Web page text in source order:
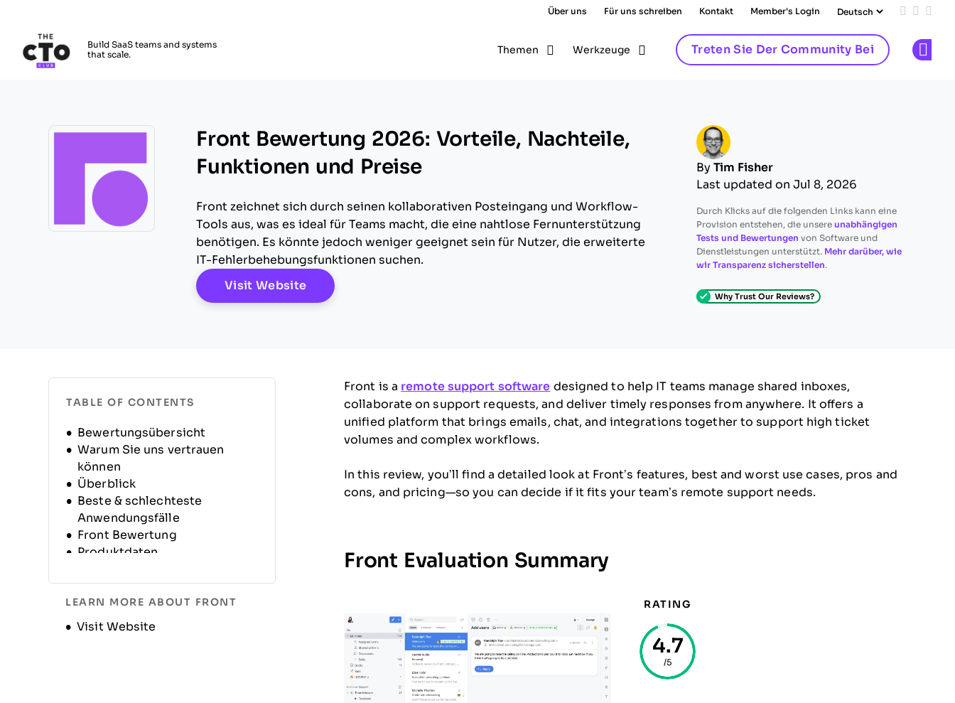
Über uns Für uns schreiben Kontakt Member's Login Add us
Follow
Build SaaS teams and systems
that scale.
Themen Werkzeuge Treten Sie Der Community Bei
Front Bewertung 2026: Vorteile, Nachteile,
Funktionen und Preise
Front zeichnet sich durch seinen kollaborativen Posteingang und Workflow-
Tools aus, was es ideal für Teams macht, die eine nahtlose Fernunterstützung
benötigen. Es könnte jedoch weniger geeignet sein für Nutzer, die erweiterte
IT-Fehlerbehebungsfunktionen suchen.
Visit WebsiteOpens New Window
By Tim Fisher
Last updated on Jul 8, 2026
Durch Klicks auf die folgenden Links kann eine
Provision entstehen, die unsere unabhängigen
Tests und Bewertungen von Software und
Dienstleistungen unterstützt. Mehr darüber, wie
wir Transparenz sicherstellen.
Why Trust Our Reviews?
TABLE OF CONTENTS
Bewertungsübersicht
Warum Sie uns vertrauen
können
Überblick
Beste & schlechteste
Anwendungsfälle
Front Bewertung
Produktdaten
FAQs
Unternehmensgeschichte
LEARN MORE ABOUT FRONT
Visit Website
Opens new window
Front is a remote support software designed to help IT teams manage shared inboxes,
collaborate on support requests, and deliver timely responses from anywhere. It offers a
unified platform that brings emails, chat, and integrations together to support high ticket
volumes and complex workflows.
In this review, you’ll find a detailed look at Front’s features, best and worst use cases, pros and
cons, and pricing—so you can decide if it fits your team’s remote support needs.
Front Evaluation Summary
RATING
4.7
/5